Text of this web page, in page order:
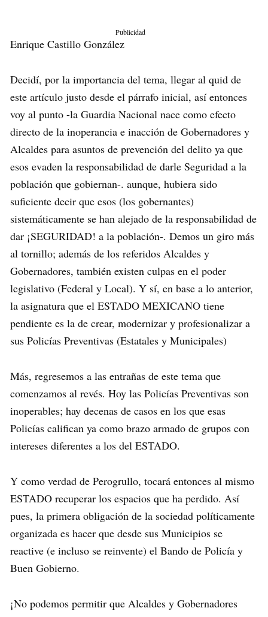
Publicidad
Enrique Castillo González
Decidí, por la importancia del tema, llegar al quid de
este artículo justo desde el párrafo inicial, así entonces
voy al punto -la Guardia Nacional nace como efecto
directo de la inoperancia e inacción de Gobernadores y
Alcaldes para asuntos de prevención del delito ya que
esos evaden la responsabilidad de darle Seguridad a la
población que gobiernan-. aunque, hubiera sido
suficiente decir que esos (los gobernantes)
sistemáticamente se han alejado de la responsabilidad de
dar ¡SEGURIDAD! a la población-. Demos un giro más
al tornillo; además de los referidos Alcaldes y
Gobernadores, también existen culpas en el poder
legislativo (Federal y Local). Y sí, en base a lo anterior,
la asignatura que el ESTADO MEXICANO tiene
pendiente es la de crear, modernizar y profesionalizar a
sus Policías Preventivas (Estatales y Municipales)
Más, regresemos a las entrañas de este tema que
comenzamos al revés. Hoy las Policías Preventivas son
inoperables; hay decenas de casos en los que esas
Policías califican ya como brazo armado de grupos con
intereses diferentes a los del ESTADO.
Y como verdad de Perogrullo, tocará entonces al mismo
ESTADO recuperar los espacios que ha perdido. Así
pues, la primera obligación de la sociedad políticamente
organizada es hacer que desde sus Municipios se
reactive (e incluso se reinvente) el Bando de Policía y
Buen Gobierno.
¡No podemos permitir que Alcaldes y Gobernadores